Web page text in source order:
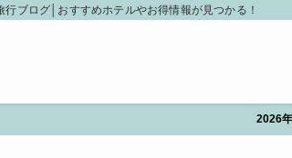
ブログ│おすすめホテルやお得情報が見つかる！
2026